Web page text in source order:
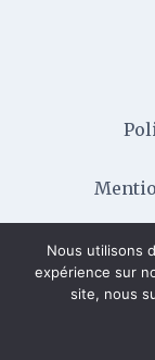
© 2026
Nous utilisons
expérience sur
site, nous